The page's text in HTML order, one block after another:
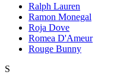
Ralph Lauren
Ramon Monegal
Roja Dove
Romea D'Ameur
Rouge Bunny
S